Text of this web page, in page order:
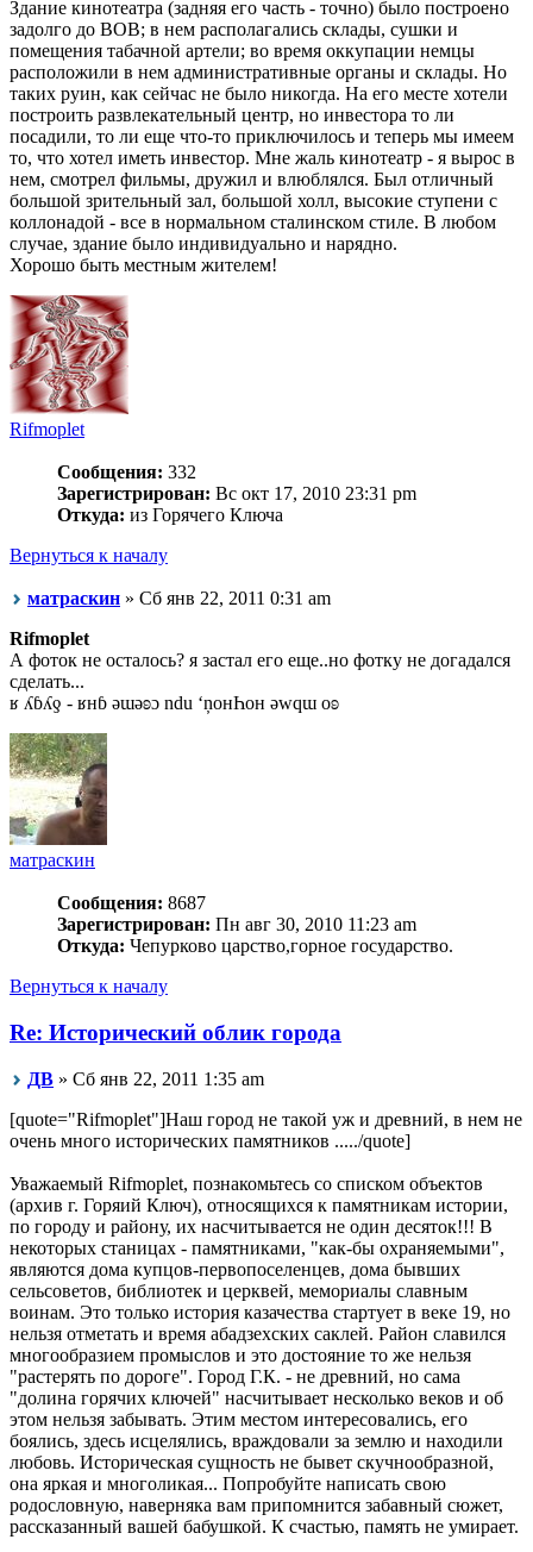
Здание кинотеатра (задняя его часть - точно) было построено
задолго до ВОВ; в нем располагались склады, сушки и
помещения табачной артели; во время оккупации немцы
расположили в нем административные органы и склады. Но
таких руин, как сейчас не было никогда. На его месте хотели
построить развлекательный центр, но инвестора то ли
посадили, то ли еще что-то приключилось и теперь мы имеем
то, что хотел иметь инвестор. Мне жаль кинотеатр - я вырос в
нем, смотрел фильмы, дружил и влюблялся. Был отличный
большой зрительный зал, большой холл, высокие ступени с
коллонадой - все в нормальном сталинском стиле. В любом
случае, здание было индивидуально и нарядно.
Хорошо быть местным жителем!
Rifmoplet
Сообщения: 332
Зарегистрирован: Вс окт 17, 2010 23:31 pm
Откуда: из Горячего Ключа
Вернуться к началу
матраскин » Сб янв 22, 2011 0:31 am
Rifmoplet
А фоток не осталось? я застал его еще..но фотку не догадался
сделать...
ʁ ʎɓʎƍ - ʁнɓ ǝɯǝʚɔ ndu ‘ņонҺон ǝwqɯ оʚ
матраскин
Сообщения: 8687
Зарегистрирован: Пн авг 30, 2010 11:23 am
Откуда: Чепурково царство,горное государство.
Вернуться к началу
Re: Исторический облик города
ДВ » Сб янв 22, 2011 1:35 am
[quote="Rifmoplet"]Наш город не такой уж и древний, в нем не
очень много исторических памятников ...../quote]
Уважаемый Rifmoplet, познакомьтесь со списком объектов
(архив г. Горяий Ключ), относящихся к памятникам истории,
по городу и району, их насчитывается не один десяток!!! В
некоторых станицах - памятниками, "как-бы охраняемыми",
являются дома купцов-первопоселенцев, дома бывших
сельсоветов, библиотек и церквей, мемориалы славным
воинам. Это только история казачества стартует в веке 19, но
нельзя отметать и время абадзехских саклей. Район славился
многообразием промыслов и это достояние то же нельзя
"растерять по дороге". Город Г.К. - не древний, но сама
"долина горячих ключей" насчитывает несколько веков и об
этом нельзя забывать. Этим местом интересовались, его
боялись, здесь исцелялись, враждовали за землю и находили
любовь. Историческая сущность не бывет скучнообразной,
она яркая и многоликая... Попробуйте написать свою
родословную, наверняка вам припомнится забавный сюжет,
рассказанный вашей бабушкой. К счастью, память не умирает.